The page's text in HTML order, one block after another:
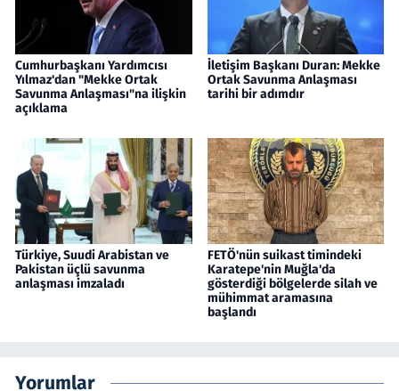
Cumhurbaşkanı Yardımcısı
Yılmaz'dan "Mekke Ortak
Savunma Anlaşması"na ilişkin
açıklama
İletişim Başkanı Duran: Mekke
Ortak Savunma Anlaşması
tarihi bir adımdır
Türkiye, Suudi Arabistan ve
Pakistan üçlü savunma
anlaşması imzaladı
FETÖ'nün suikast timindeki
Karatepe'nin Muğla'da
gösterdiği bölgelerde silah ve
mühimmat aramasına
başlandı
Yorumlar